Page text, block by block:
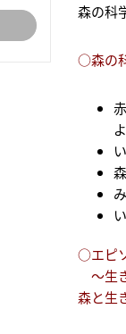
森の科
○森の
○エピ
～生
森と生